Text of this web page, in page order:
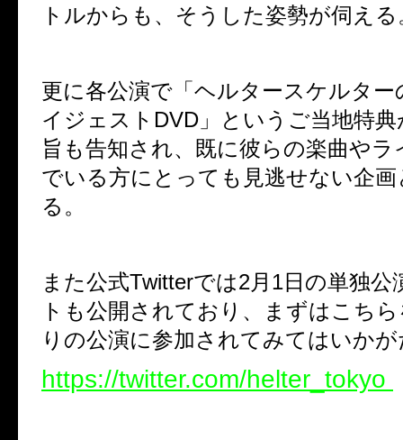
トルからも、そうした姿勢が伺える
更に各公演で「ヘルタースケルター
イジェストDVD」というご当地特
旨も告知され、既に彼らの楽曲や
でいる方にとっても見逃せない企
る。
また公式Twitterでは2月1日の単独
トも公開されており、まずはこち
りの公演に参加されてみてはいか
https://twitter.com/helter_tokyo